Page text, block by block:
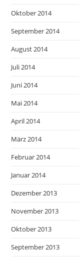
Oktober 2014
September 2014
August 2014
Juli 2014
Juni 2014
Mai 2014
April 2014
März 2014
Februar 2014
Januar 2014
Dezember 2013
November 2013
Oktober 2013
September 2013